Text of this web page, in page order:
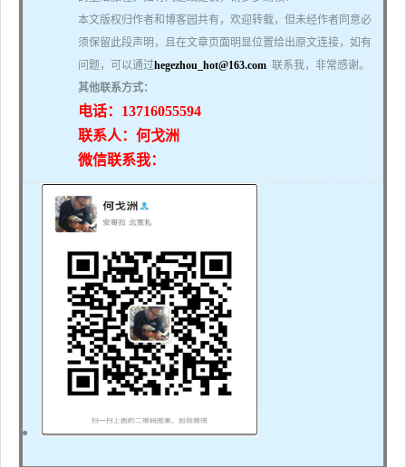
本文版权归作者和博客园共有，欢迎转载，但未经作者同意必
须保留此段声明，且在文章页面明显位置给出原文连接，如有
问题，可以通过hegezhou_hot@163.com 联系我，非常感谢。
其他联系方式：
电话：13716055594
联系人：何戈洲
微信联系我：